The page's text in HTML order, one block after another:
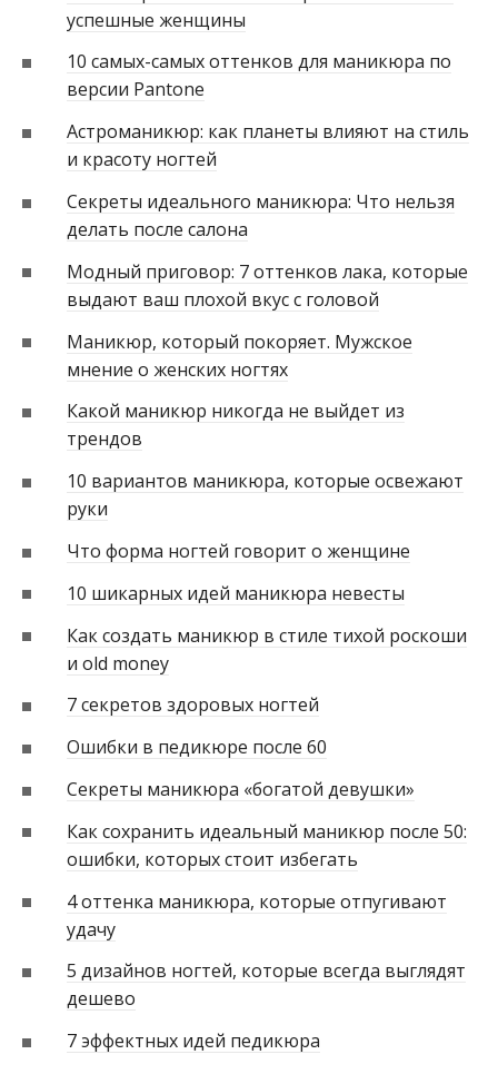
успешные женщины
10 самых-самых оттенков для маникюра по
версии Pantone
Астроманикюр: как планеты влияют на стиль
и красоту ногтей
Секреты идеального маникюра: Что нельзя
делать после салона
Модный приговор: 7 оттенков лака, которые
выдают ваш плохой вкус с головой
Маникюр, который покоряет. Мужское
мнение о женских ногтях
Какой маникюр никогда не выйдет из
трендов
10 вариантов маникюра, которые освежают
руки
Что форма ногтей говорит о женщине
10 шикарных идей маникюра невесты
Как создать маникюр в стиле тихой роскоши
и old money
7 секретов здоровых ногтей
Ошибки в педикюре после 60
Секреты маникюра «богатой девушки»
Как сохранить идеальный маникюр после 50:
ошибки, которых стоит избегать
4 оттенка маникюра, которые отпугивают
удачу
5 дизайнов ногтей, которые всегда выглядят
дешево
7 эффектных идей педикюра